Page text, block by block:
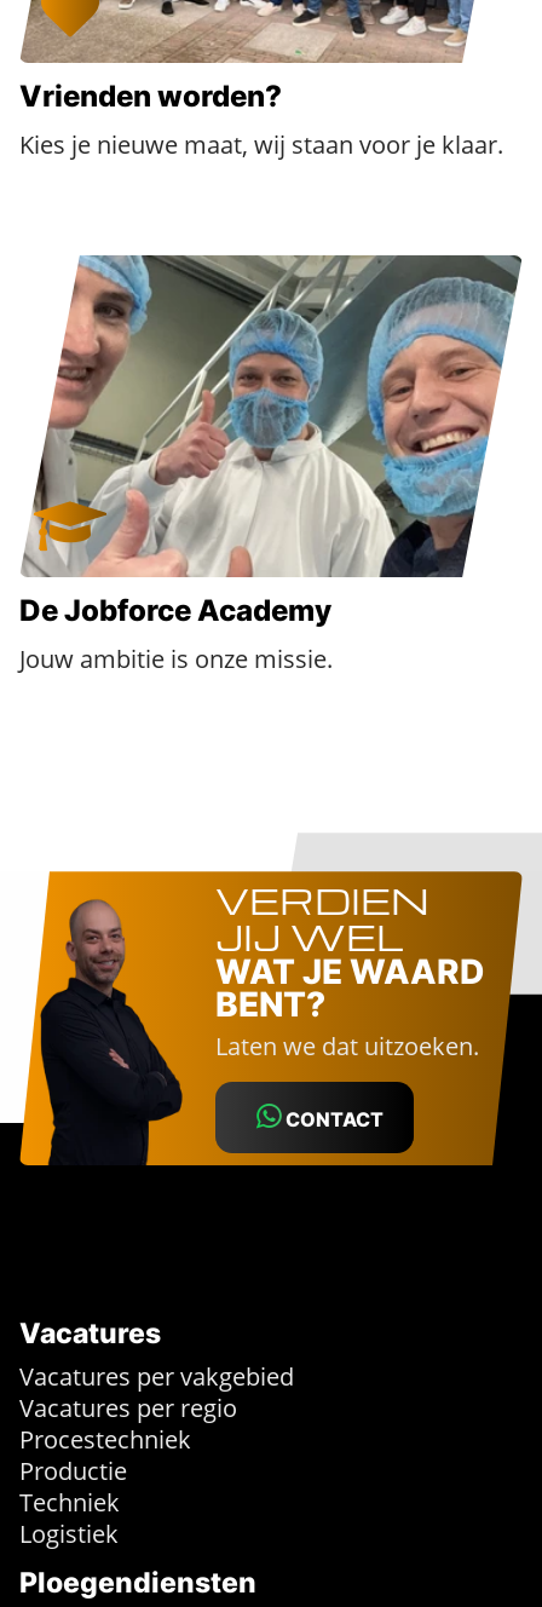
Vrienden worden?
Kies je nieuwe maat, wij staan voor je klaar.
De Jobforce Academy
Jouw ambitie is onze missie.
VERDIEN
JIJ WEL
WAT JE WAARD
BENT?
Laten we dat uitzoeken.
CONTACT
Vacatures
Vacatures per vakgebied
Vacatures per regio
Procestechniek
Productie
Techniek
Logistiek
Ploegendiensten